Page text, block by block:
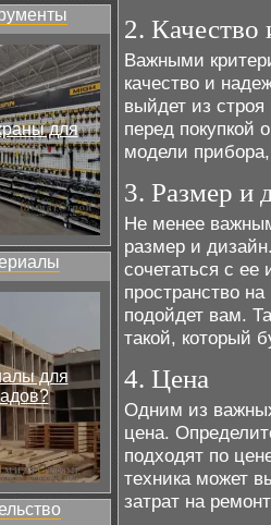
для
для
2. Качество
Важными
качество и
выйдет из
перед покупкой
модели
3. Размер и
Не менее
размер и
сочетаться с ее
пространство
подойдет вам.
такой, который
4. Цена
Одним из
цена.
подходят по
техника может
затрат на